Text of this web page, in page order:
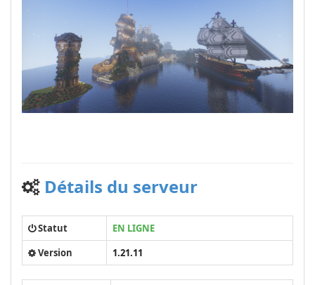
Détails du serveur
Statut
EN LIGNE
Version
1.21.11